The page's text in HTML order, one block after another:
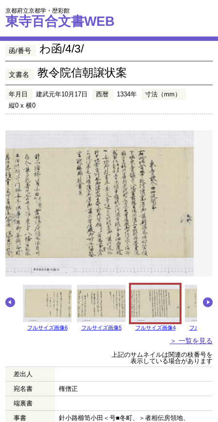
京都府立京都学・歴彩館
東寺百合文書WEB
函/番号 わ函/4/3/
文書名 教令院信朝譲状案
年月日 建武元年10月17日 西暦 1334年
寸法（mm）
縦0 x 横0
フルサイズ画像6 フルサイズ画像5 フルサイズ画像4 フルサイズ
＞ 一覧を見る
上記のサムネイルは関連の枝番号を
表示している場合があります
差出人
宛名書
権僧正
端裏書
事書
針小路櫛笥小田＜号■冬町、＞者相伝房領地、